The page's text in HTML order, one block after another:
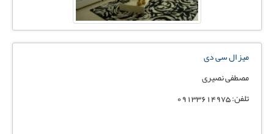
میز ال سی دی
مصطفی نصیری
تلفن: 09133614975